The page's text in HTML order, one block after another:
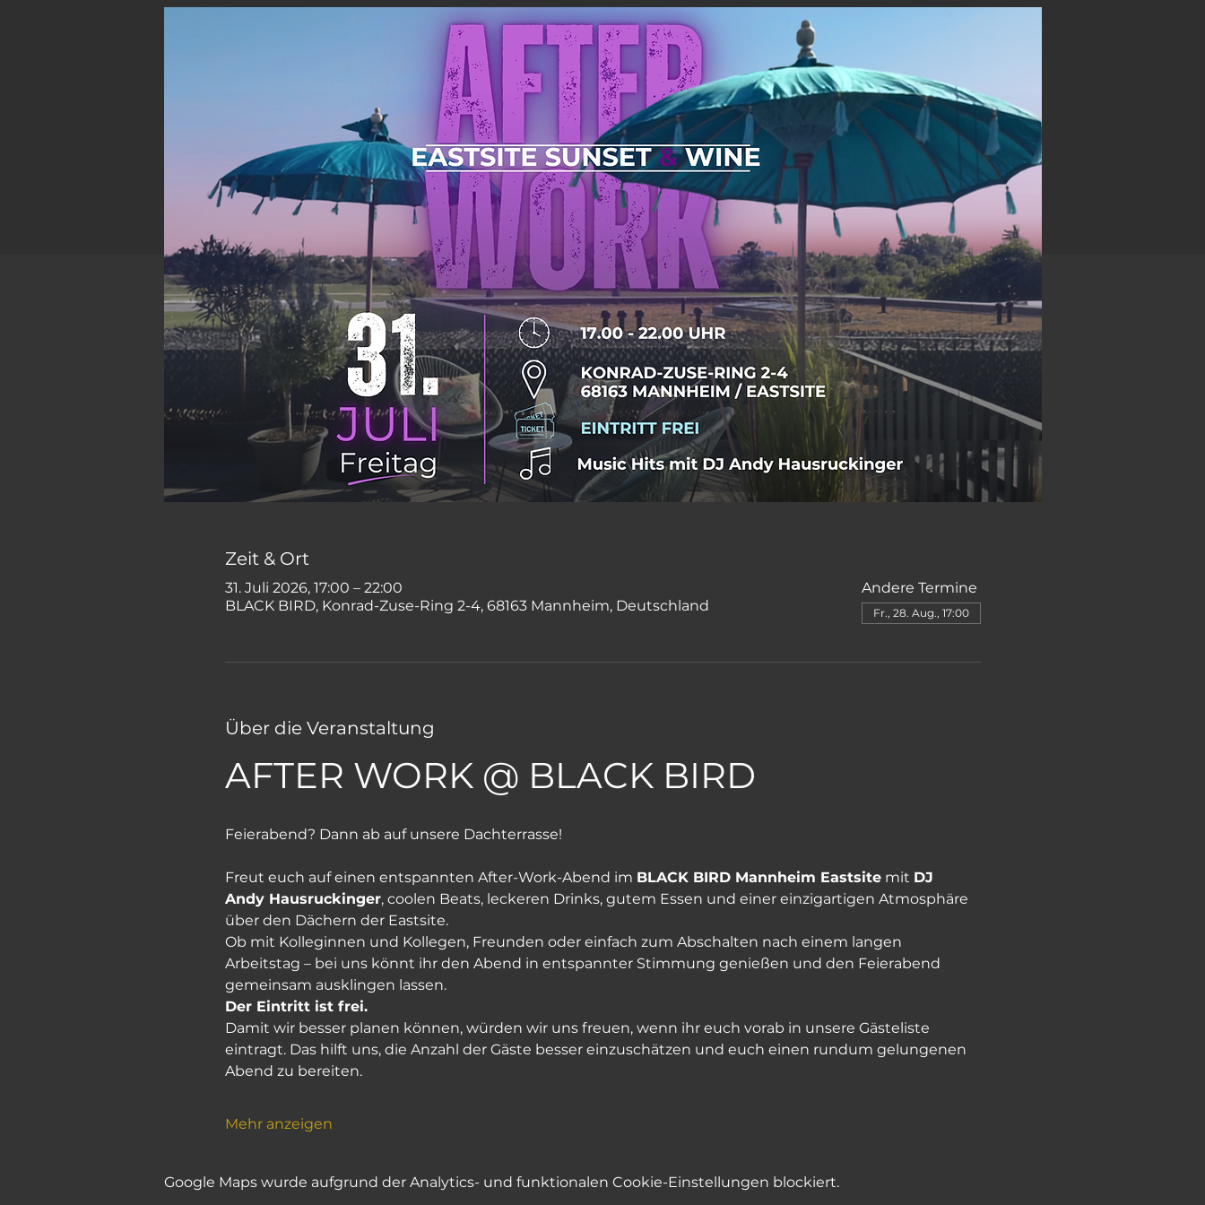
Zeit & Ort
31. Juli 2026, 17:00 – 22:00
BLACK BIRD, Konrad-Zuse-Ring 2-4, 68163 Mannheim, Deutschland
Andere Termine
Fr., 28. Aug., 17:00
Über die Veranstaltung
AFTER WORK @ BLACK BIRD
Feierabend? Dann ab auf unsere Dachterrasse!
Freut euch auf einen entspannten After-Work-Abend im BLACK BIRD Mannheim Eastsite mit DJ
Andy Hausruckinger, coolen Beats, leckeren Drinks, gutem Essen und einer einzigartigen Atmosphäre
über den Dächern der Eastsite.
Ob mit Kolleginnen und Kollegen, Freunden oder einfach zum Abschalten nach einem langen
Arbeitstag – bei uns könnt ihr den Abend in entspannter Stimmung genießen und den Feierabend
gemeinsam ausklingen lassen.
Der Eintritt ist frei.
Damit wir besser planen können, würden wir uns freuen, wenn ihr euch vorab in unsere Gästeliste
eintragt. Das hilft uns, die Anzahl der Gäste besser einzuschätzen und euch einen rundum gelungenen
Abend zu bereiten.
Mehr anzeigen
Google Maps wurde aufgrund der Analytics- und funktionalen Cookie-Einstellungen blockiert.